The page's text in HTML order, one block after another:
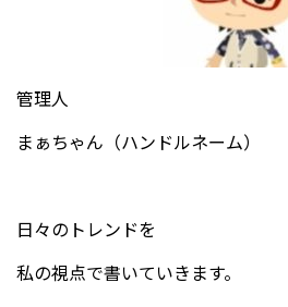
管理人
まぁちゃん（ハンドルネーム）
日々のトレンドを
私の視点で書いていきます。